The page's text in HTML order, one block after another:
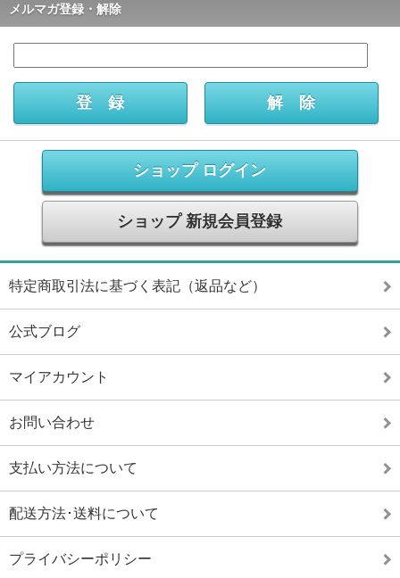
メルマガ登録・解除
ショップ ログイン
ショップ 新規会員登録
特定商取引法に基づく表記（返品など）
公式ブログ
マイアカウント
お問い合わせ
支払い方法について
配送方法･送料について
プライバシーポリシー